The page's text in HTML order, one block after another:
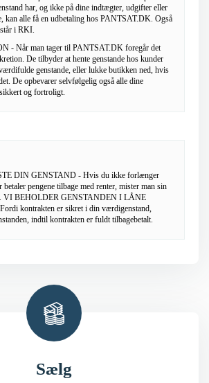
har, og ikke på dine indtægter, udgifter eller
kan alle få en udbetaling hos PANTSAT.DK. Også
i RKI.
- Når man tager til PANTSAT.DK foregår det
De tilbyder at hente genstande hos kunder
genstande, eller lukke butikken ned, hvis
De opbevarer selvfølgelig også alle dine
og fortroligt.
DIN GENSTAND - Hvis du ikke forlænger
betaler pengene tilbage med renter, mister man sin
VI BEHOLDER GENSTANDEN I LÅNE
kontrakten er sikret i din værdigenstand,
indtil kontrakten er fuldt tilbagebetalt.
Sælg